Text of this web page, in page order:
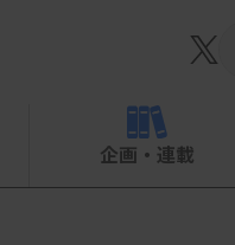
企画・連載